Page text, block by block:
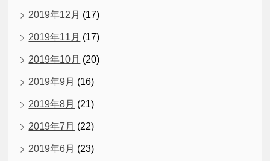
2019年12月 (17)
2019年11月 (17)
2019年10月 (20)
2019年9月 (16)
2019年8月 (21)
2019年7月 (22)
2019年6月 (23)